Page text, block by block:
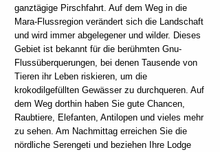
ganztägige Pirschfahrt. Auf dem Weg in die
Mara-Flussregion verändert sich die Landschaft
und wird immer abgelegener und wilder. Dieses
Gebiet ist bekannt für die berühmten Gnu-
Flussüberquerungen, bei denen Tausende von
Tieren ihr Leben riskieren, um die
krokodilgefüllten Gewässer zu durchqueren. Auf
dem Weg dorthin haben Sie gute Chancen,
Raubtiere, Elefanten, Antilopen und vieles mehr
zu sehen. Am Nachmittag erreichen Sie die
nördliche Serengeti und beziehen Ihre Lodge